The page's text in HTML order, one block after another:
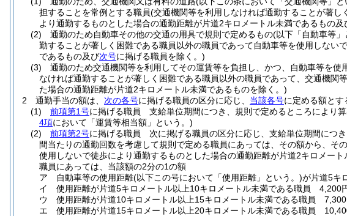
担することを常例とする職員(交通機関等を利用しなければ通勤することが著
より通勤するものとした場合の通勤距離が片道2キロメートル未満であるもの及
(2)
通勤のため自動車その他の交通の用具で規則で定めるもの(以下「自動車等」
勤することが著しく困難である職員以外の職員であって自動車等を使用しな
であるもの及び次号に掲げる職員を除く。)
(3)
通勤のため交通機関等を利用してその運賃等を負担し、かつ、自動車等を使
なければ通勤することが著しく困難である職員以外の職員であって、交通機
た場合の通勤距離が片道2キロメートル未満であるものを除く。)
2
通勤手当の額は、 次の各号に掲げる職員の区分に応じ、 当該各号に定める額とす
(1)
前項第1号に掲げる職員 支給単位期間につき、規則で定めるところにより
4項において「運賃等相当額」という。)
(2)
前項第2号に掲げる職員 次に掲げる職員の区分に応じ、支給単位期間につ
間当たりの通勤回数を考慮して規則で定める職員にあっては、その額から、そ
使用しないで徒歩により通勤するものとした場合の通勤距離が片道2キロメー
職員にあっては、当該額の2分の1の額
ア
自動車等の使用距離(以下この号において「使用距離」という。)が片道5キ
イ
使用距離が片道5キロメートル以上10キロメートル未満である職員 4,200
ウ
使用距離が片道10キロメートル以上15キロメートル未満である職員 7,300
エ
使用距離が片道15キロメートル以上20キロメートル未満である職員